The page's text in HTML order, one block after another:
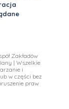
Zakładów
| Wszelkie
i
w części bez
praw